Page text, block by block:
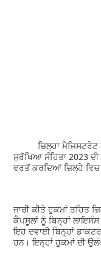
ਜ਼ਿਲ੍ਹਾ ਮੈਜਿਸਟਰੇਟ
ਸੁਰੱਖਿਆ ਸੰਹਿਤਾ 2023 ਦੀ
ਵਰਤੋਂ ਕਰਦਿਆਂ ਜ਼ਿਲ੍ਹੇ
ਜਾਰੀ ਕੀਤੇ ਹੁਕਮਾਂ ਤਹਿਤ
ਕੈਪਸੂਲਾਂ ਨੂੰ ਬਿਨ੍ਹਾਂ
ਇਹ ਦਵਾਈ ਬਿਨ੍ਹਾਂ
ਹਨ। ਇਨ੍ਹਾਂ ਹੁਕਮਾਂ ਦੀ